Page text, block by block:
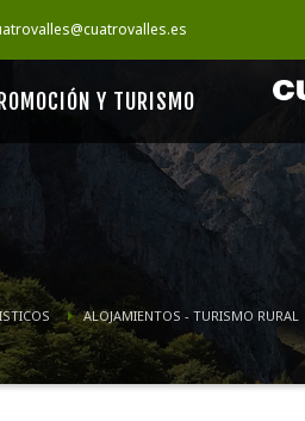
Y TURISMO
ALOJAMIENTOS - TURISMO RURAL